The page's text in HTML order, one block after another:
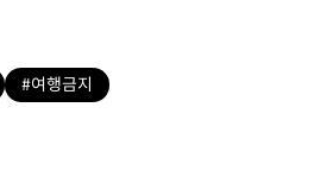
#여행금지